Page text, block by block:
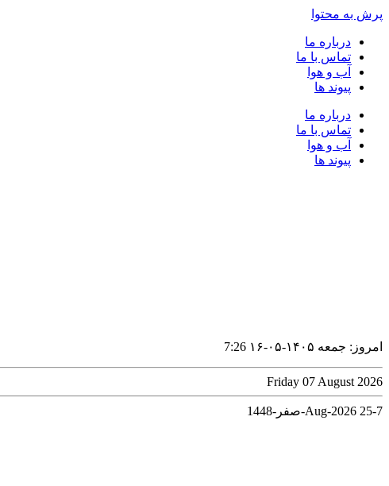
پرش به محتوا
درباره ما
تماس با ما
آب و هوا
پیوند ها
درباره ما
تماس با ما
آب و هوا
پیوند ها
امروز: جمعه ۱۴۰۵-۰۵-۱۶ 7:26
Friday 07 August 2026
7-Aug-2026 25-صفر-1448